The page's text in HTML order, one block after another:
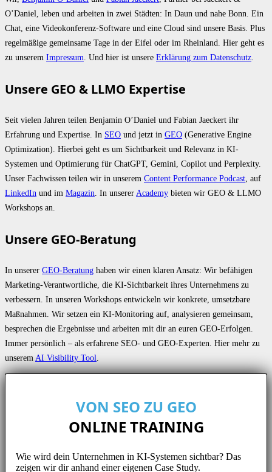
O’Daniel, leben und arbeiten in zwei Städten: In Daun und nahe Bonn. Ein
Chat, eine Videokonferenz-Software und eine Cloud sind unsere Basis. Plus
regelmäßige gemeinsame Tage in der Eifel oder im Rheinland. Hier geht es
zu unserem Impressum. Und hier ist unsere Erklärung zum Datenschutz.
Unsere GEO & LLMO Expertise
Seit vielen Jahren teilen Benjamin O’Daniel und Fabian Jaeckert ihr
Erfahrung und Expertise. In SEO und jetzt in GEO (Generative Engine
Optimization). Hierbei geht es um Sichtbarkeit und Relevanz in KI-
Systemen und Optimierung für ChatGPT, Gemini, Copilot und Perplexity.
Unser Fachwissen teilen wir in unserem Content Performance Podcast , auf
LinkedIn und im Magazin . In unserer Academy bieten wir GEO & LLMO
Workshops an.
Unsere GEO-Beratung
In unserer GEO-Beratung haben wir einen klaren Ansatz: Wir befähigen
Marketing-Verantwortliche, die KI-Sichtbarkeit ihres Unternehmens zu
verbessern. In unseren Workshops entwickeln wir konkrete, umsetzbare
Maßnahmen. Wir setzen ein KI-Monitoring auf, analysieren gemeinsam,
besprechen die Ergebnisse und arbeiten mit dir an euren GEO-Erfolgen.
Immer persönlich – als erfahrene SEO- und GEO-Experten. Hier mehr zu
unserem AI Visibility Tool
VON SEO ZU GEO
ONLINE TRAINING
Wie wird dein Unternehmen in KI-Systemen sichtbar? Das
zeigen wir dir anhand einer eigenen Case Study.